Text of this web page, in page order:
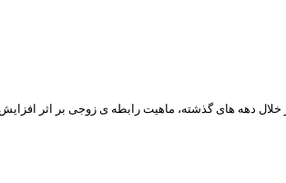
دهه های گذشته، ماهیت رابطه ی زوجی بر اثر